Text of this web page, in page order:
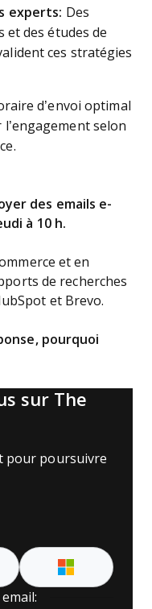
experts: Des
et des études de
ces stratégies
d’envoi optimal
selon
des emails e-
à 10 h.
et en
de recherches
et Brevo.
pourquoi
sur The
pour poursuivre